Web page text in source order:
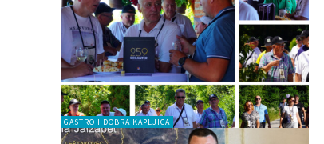
GASTRO I DOBRA KAPLJICA